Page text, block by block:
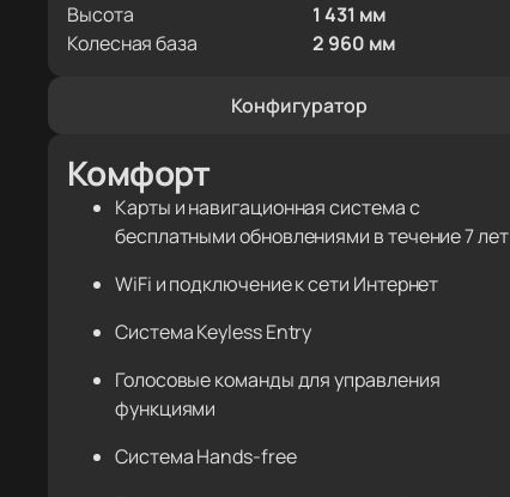
Высота
1 431 мм
Колесная база
2 960 мм
Конфигуратор
Комфорт
Карты и навигационная система с
бесплатными обновлениями в течение 7 лет
WiFi и подключение к сети Интернет
Система Keyless Entry
Голосовые команды для управления
функциями
Система Hands-free